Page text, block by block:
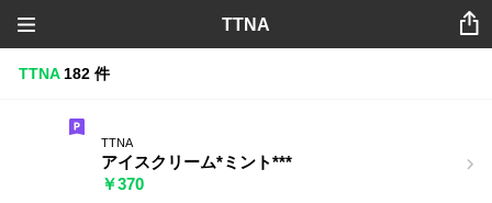
TTNA
TTNA 182 件
TTNA
アイスクリーム*ミント***
￥370